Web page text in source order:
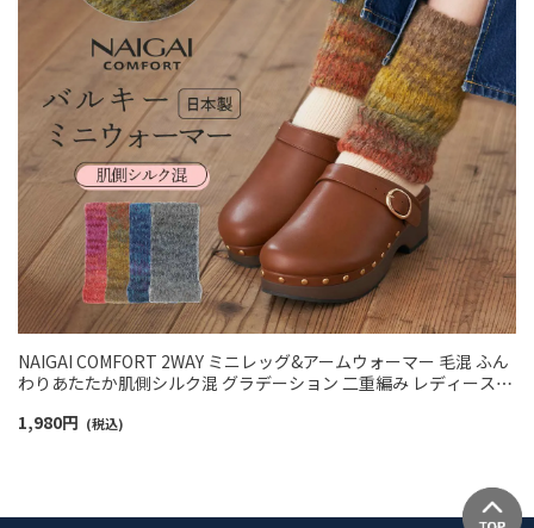
NAIGAI COMFORT 2WAY ミニレッグ&アームウォーマー 毛混 ふん
わりあたたか肌側シルク混 グラデーション 二重編み レディース
1,980円 (税込)